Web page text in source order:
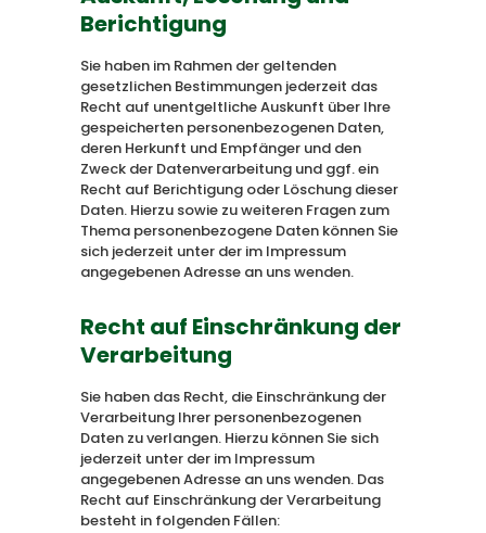
Berichtigung
Sie haben im Rahmen der geltenden
gesetzlichen Bestimmungen jederzeit das
Recht auf unentgeltliche Auskunft über Ihre
gespeicherten personenbezogenen Daten,
deren Herkunft und Empfänger und den
Zweck der Datenverarbeitung und ggf. ein
Recht auf Berichtigung oder Löschung dieser
Daten. Hierzu sowie zu weiteren Fragen zum
Thema personenbezogene Daten können Sie
sich jederzeit unter der im Impressum
angegebenen Adresse an uns wenden.
Recht auf Einschränkung der
Verarbeitung
Sie haben das Recht, die Einschränkung der
Verarbeitung Ihrer personenbezogenen
Daten zu verlangen. Hierzu können Sie sich
jederzeit unter der im Impressum
angegebenen Adresse an uns wenden. Das
Recht auf Einschränkung der Verarbeitung
besteht in folgenden Fällen: